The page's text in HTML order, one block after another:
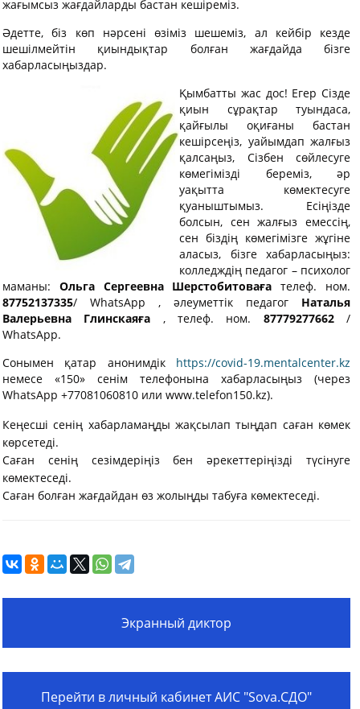
жағымсыз жағдайларды бастан кешіреміз.
Әдетте, біз көп нәрсені өзіміз шешеміз, ал кейбір кезде
шешілмейтін қиындықтар болған жағдайда бізге
хабарласыңыздар.
Қымбатты жас дос! Егер Сізде
қиын сұрақтар туындаса,
қайғылы оқиғаны бастан
кешірсеңіз, уайымдап жалғыз
қалсаңыз, Сізбен сөйлесуге
көмегімізді береміз, әр
уақытта көмектесуге
қуаныштымыз. Есіңізде
болсын, сен жалғыз емессің,
сен біздің көмегімізге жұгіне
аласыз, бізге хабарласыңыз:
колледждің педагог – психолог
маманы: Ольга Сергеевна Шерстобитоваға телеф. ном.
87752137335/ WhatsApp , әлеуметтік педагог Наталья
Валерьевна Глинскаяға , телеф. ном. 87779277662/
WhatsApp.
Сонымен қатар анонимдік https://covid-19.mentalcenter.kz
немесе «150» сенім телефонына хабарласыңыз (через
WhatsApp +77081060810 или www.telefon150.kz).
Кеңесші сенің хабарламаңды жақсылап тыңдап саған көмек
көрсетеді.
Саған сенің сезімдеріңіз бен әрекеттеріңізді түсінуге
көмектеседі.
Саған болған жағдайдан өз жолыңды табуға көмектеседі.
Экранный диктор
Перейти в личный кабинет АИС "Sova.СДО"